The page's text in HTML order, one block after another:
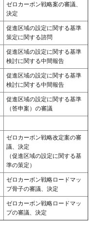
ゼロカーボン戦略案の審議、
決定
促進区域の設定に関する基準
策定に関する諮問
促進区域の設定に関する基準
検討に関する中間報告
促進区域の設定に関する基準
検討に関する中間報告
促進区域の設定に関する基準
（答申案）の審議
ゼロカーボン戦略改定案の審
議、決定
（促進区域の設定に関する基
準の策定）
ゼロカーボン戦略ロードマッ
プ骨子の審議、決定
ゼロカーボン戦略ロードマッ
プの審議、決定